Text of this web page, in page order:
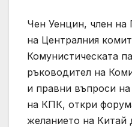
Чен Уенцин, член на
на Централния
Комунистическата
ръководител на
и правни въпроси
на КПК, откри
желанието на Китай